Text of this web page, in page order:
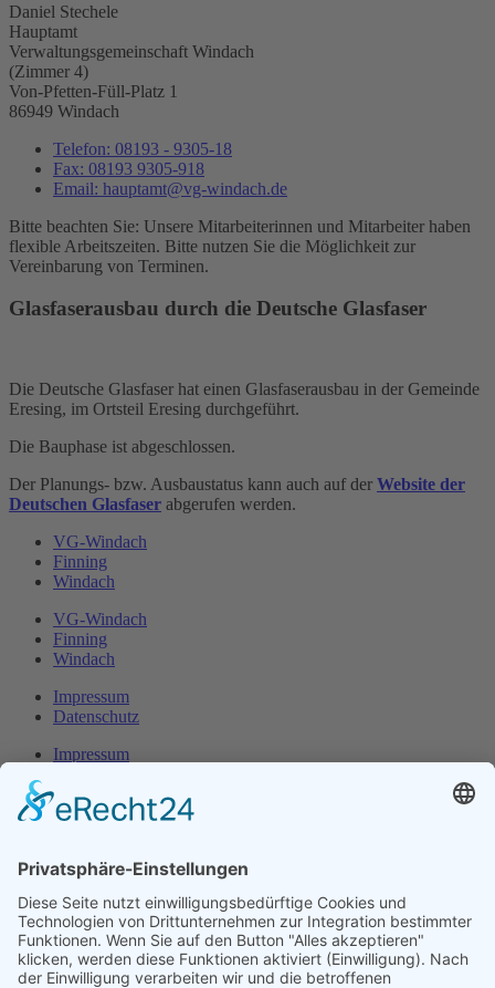
Daniel Stechele
Hauptamt
Verwaltungsgemeinschaft Windach
(Zimmer 4)
Von-Pfetten-Füll-Platz 1
86949 Windach
Telefon: 08193 - 9305-18
Fax: 08193 9305-918
Email: hauptamt@vg-windach.de
Bitte beachten Sie: Unsere Mitarbeiterinnen und Mitarbeiter haben
flexible Arbeitszeiten. Bitte nutzen Sie die Möglichkeit zur
Vereinbarung von Terminen.
Glasfaserausbau durch die Deutsche Glasfaser
Die Deutsche Glasfaser hat einen Glasfaserausbau in der Gemeinde
Eresing, im Ortsteil Eresing durchgeführt.
Die Bauphase ist abgeschlossen.
Der Planungs- bzw. Ausbaustatus kann auch auf der Website der
Deutschen Glasfaser abgerufen werden.
VG-Windach
Finning
Windach
VG-Windach
Finning
Windach
Impressum
Datenschutz
Impressum
Erster Bürgermeister Eresing
86922 Eresing
Telefon:+49(0)8193 - 5456
Email:klotz@vg-windach.de